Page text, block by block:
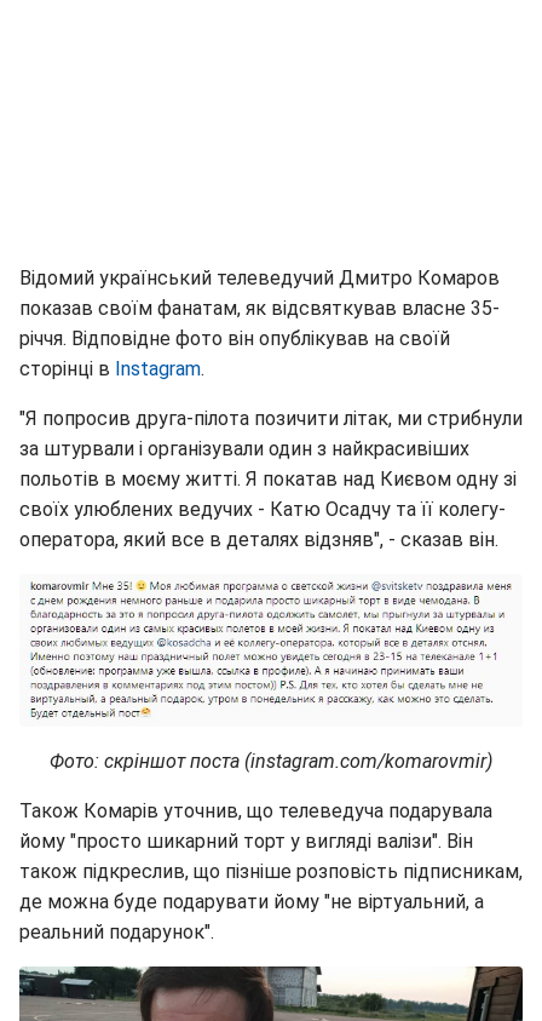
Відомий український телеведучий Дмитро Комаров
показав своїм фанатам, як відсвяткував власне 35-
річчя. Відповідне фото він опублікував на своїй
сторінці в Instagram.
"Я попросив друга-пілота позичити літак, ми стрибнули
за штурвали і організували один з найкрасивіших
польотів в моєму житті. Я покатав над Києвом одну зі
своїх улюблених ведучих - Катю Осадчу та її колегу-
оператора, який все в деталях відзняв", - сказав він.
Фото: скріншот поста (instagram.com/komarovmir)
Також Комарів уточнив, що телеведуча подарувала
йому "просто шикарний торт у вигляді валізи". Він
також підкреслив, що пізніше розповість підписникам,
де можна буде подарувати йому "не віртуальний, а
реальний подарунок".